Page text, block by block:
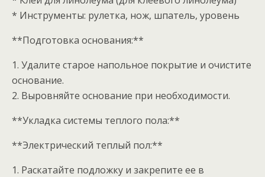
* Инструменты: рулетка, нож, шпатель, уровень
**Подготовка основания:**
1. Удалите старое напольное покрытие и очистите
основание.
2. Выровняйте основание при необходимости.
**Укладка системы теплого пола:**
**Электрический теплый пол:**
1. Раскатайте подложку и закрепите ее в